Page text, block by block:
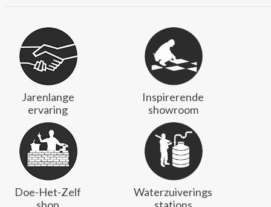
Jarenlange
ervaring
Inspirerende
showroom
Doe-Het-Zelf
Waterzuiverings